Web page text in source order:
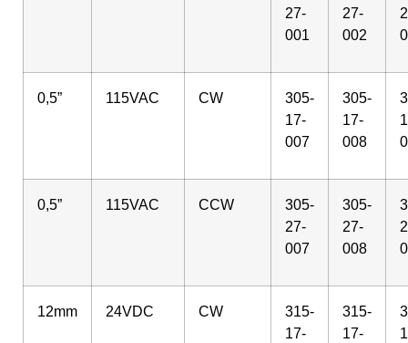
27-
001
27-
002
0,5” 115VAC CW
305-
17-
007
305-
17-
008
0,5” 115VAC CCW
305-
27-
007
305-
27-
008
12mm 24VDC CW
315-
17-
315-
17-